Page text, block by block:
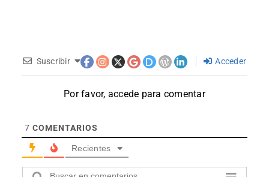
Suscribir Acceder
Por favor, accede para comentar
7 COMENTARIOS
Recientes